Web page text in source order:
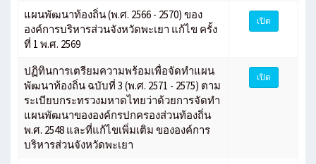
แผนพัฒนาท้องถิ่น (พ.ศ. 2566 - 2570) ของ
องค์การบริหารส่วนจังหวัดพะเยา แก้ไข ครั้ง
ที่ 1 พ.ศ. 2569
เปิด
ปฏิทินการเตรียมความพร้อมเพื่อจัดทำแผน
พัฒนาท้องถิ่น ฉบับที่ 3 (พ.ศ. 2571 - 2575) ตาม
ระเบียบกระทรวงมหาดไทยว่าด้วยการจัดทำ
แผนพัฒนาขององค์กรปกครองส่วนท้องถิ่น
พ.ศ. 2548 และที่แก้ไขเพิ่มเติม ขององค์การ
บริหารส่วนจังหวัดพะเยา
เปิด